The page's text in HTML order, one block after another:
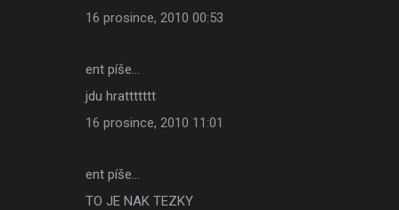
16 prosince, 2010 00:53
ent píše…
jdu hrattttttt
16 prosince, 2010 11:01
ent píše…
TO JE NAK TEZKY